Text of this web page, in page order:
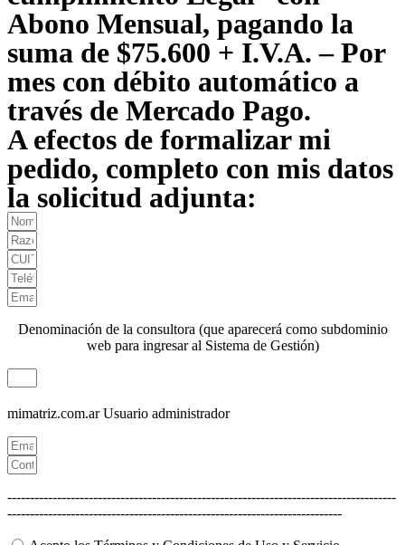
Abono Mensual, pagando la
suma de $75.600 + I.V.A. – Por
mes con débito automático a
través de Mercado Pago.
A efectos de formalizar mi
pedido, completo con mis datos
la solicitud adjunta:
Denominación de la consultora (que aparecerá como subdominio
web para ingresar al Sistema de Gestión)
mimatriz.com.ar Usuario administrador
--------------------------------------------------------------------------------------
--------------------------------------------------------------------------